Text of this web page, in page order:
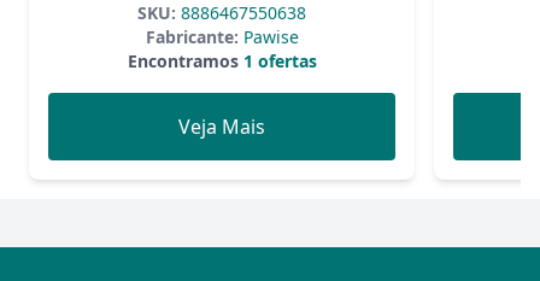
SKU: 8886467550638
Fabricante: Pawise
Encontramos1 ofertas
Veja Mais